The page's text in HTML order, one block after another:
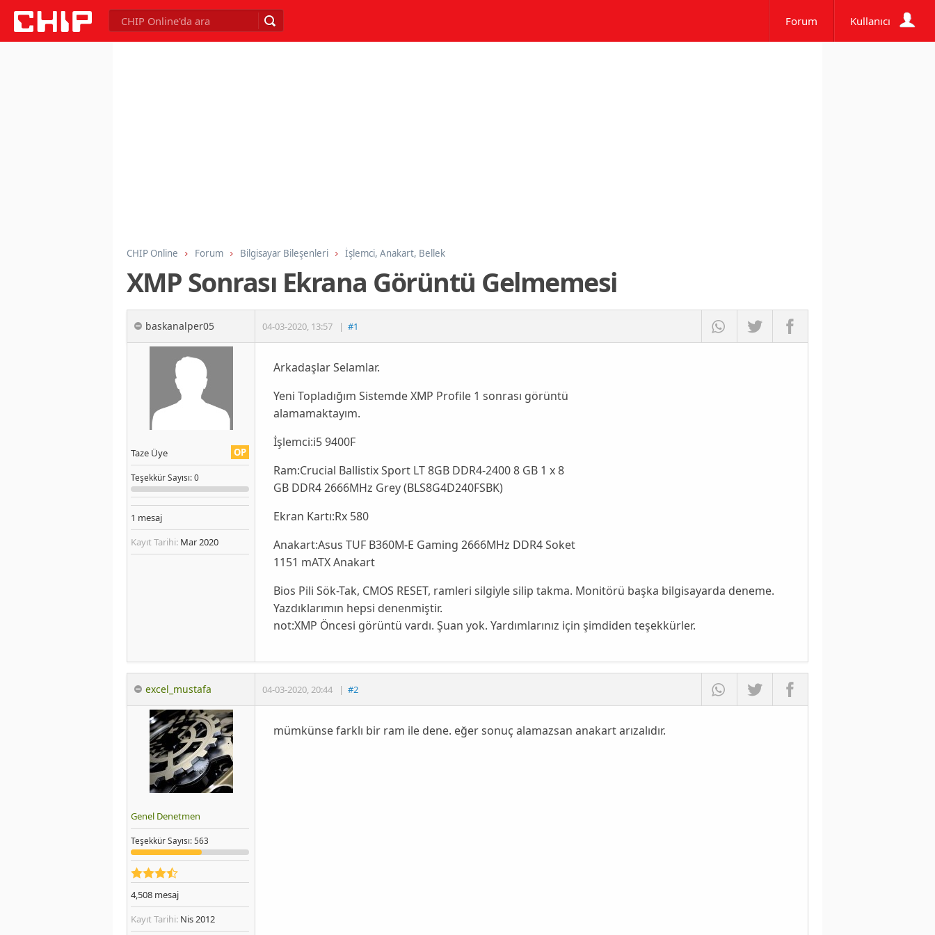
Forum Kullanıcı
CHIP Online Forum Bilgisayar Bileşenleri İşlemci, Anakart, Bellek
XMP Sonrası Ekrana Görüntü Gelmemesi
baskanalper05 04-03-2020, 13:57 | #1
OP
Taze Üye
TeşekkürSayısı: 0
1 mesaj
Kayıt Tarihi: Mar 2020
Arkadaşlar Selamlar.
Yeni Topladığım Sistemde XMP Profile 1 sonrası görüntü
alamamaktayım.
İşlemci:i5 9400F
Ram:Crucial Ballistix Sport LT 8GB DDR4-2400 8 GB 1 x 8
GB DDR4 2666MHz Grey (BLS8G4D240FSBK)
Ekran Kartı:Rx 580
Anakart:Asus TUF B360M-E Gaming 2666MHz DDR4 Soket
1151 mATX Anakart
Bios Pili Sök-Tak, CMOS RESET, ramleri silgiyle silip takma. Monitörü başka bilgisayarda deneme.
Yazdıklarımın hepsi denenmiştir.
not:XMP Öncesi görüntü vardı. Şuan yok. Yardımlarınız için şimdiden teşekkürler.
excel_mustafa 04-03-2020,20:44 | #2
Genel Denetmen
TeşekkürSayısı: 563
4,508 mesaj
Kayıt Tarihi: Nis 2012
mümkünse farklı bir ram ile dene. eğer sonuç alamazsan anakart arızalıdır.